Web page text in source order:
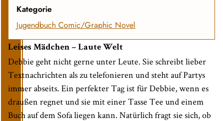
Kategorie
Jugendbuch Comic/Graphic Novel
Leises Mädchen – Laute Welt
Debbie geht nicht gerne unter Leute. Sie schreibt lieber
Textnachrichten als zu telefonieren und steht auf Partys
immer abseits. Ein perfekter Tag ist für Debbie, wenn es
draußen regnet und sie mit einer Tasse Tee und einem
Buch auf dem Sofa liegen kann. Natürlich fragt sie sich, ob